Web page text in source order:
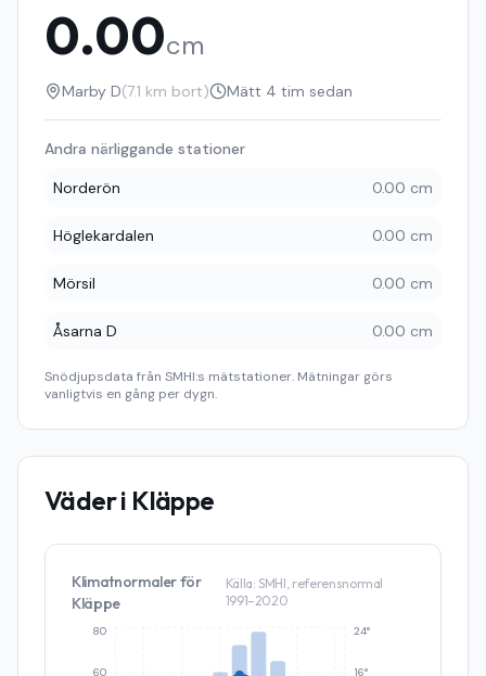
0.00cm
Marby D(7.1 km bort) Mätt 4 tim sedan
Andra närliggande stationer
Norderön
0.00 cm
Höglekardalen 0.00 cm
Mörsil 0.00 cm
Åsarna D 0.00 cm
Snödjupsdata från SMHI:s mätstationer. Mätningar görs
vanligtvis en gång per dygn.
Väder i Kläppe
Klimatnormaler för
Kläppe
Källa: SMHI, referensnormal
1991–2020
60
80
16°
24°